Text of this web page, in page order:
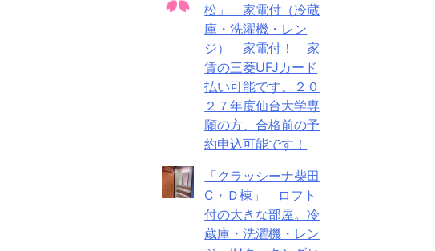
松」 家電付（冷蔵
庫・洗濯機・レン
ジ） 家電付！ 家
賃の三菱UFJカード
払い可能です。２０
２７年度仙台大学専
願の方、合格前の予
約申込可能です！
「クラッシーナ柴田
C・Ｄ棟」 ロフト
付の大きな部屋。冷
蔵庫・洗濯機・レン